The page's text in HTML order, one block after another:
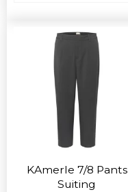
KAmerle 7/8 Pants
Suiting